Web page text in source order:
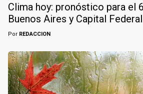
Clima hoy: pronóstico para el
Buenos Aires y Capital Federal
Por REDACCION